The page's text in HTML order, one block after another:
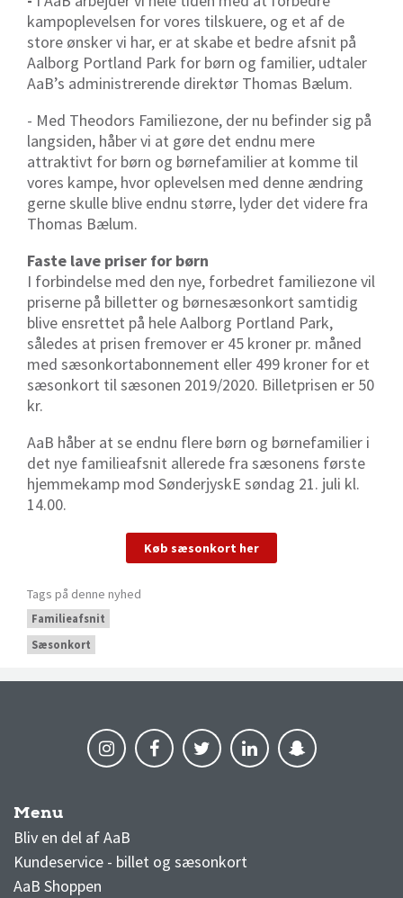
kampoplevelsen for vores tilskuere, og et af de
store ønsker vi har, er at skabe et bedre afsnit på
Aalborg Portland Park for børn og familier, udtaler
AaB’s administrerende direktør Thomas Bælum.
- Med Theodors Familiezone, der nu befinder sig på
langsiden, håber vi at gøre det endnu mere
attraktivt for børn og børnefamilier at komme til
vores kampe, hvor oplevelsen med denne ændring
gerne skulle blive endnu større, lyder det videre fra
Thomas Bælum.
Faste lave priser for børn
I forbindelse med den nye, forbedret familiezone vil
priserne på billetter og børnesæsonkort samtidig
blive ensrettet på hele Aalborg Portland Park,
således at prisen fremover er 45 kroner pr. måned
med sæsonkortabonnement eller 499 kroner for et
sæsonkort til sæsonen 2019/2020. Billetprisen er 50
kr.
AaB håber at se endnu flere børn og børnefamilier i
det nye familieafsnit allerede fra sæsonens første
hjemmekamp mod SønderjyskE søndag 21. juli kl.
14.00.
Køb sæsonkort her
Tags på denne nyhed
Familieafsnit
Sæsonkort
Menu
Bliv en del af AaB
Kundeservice - billet og sæsonkort
AaB Shoppen